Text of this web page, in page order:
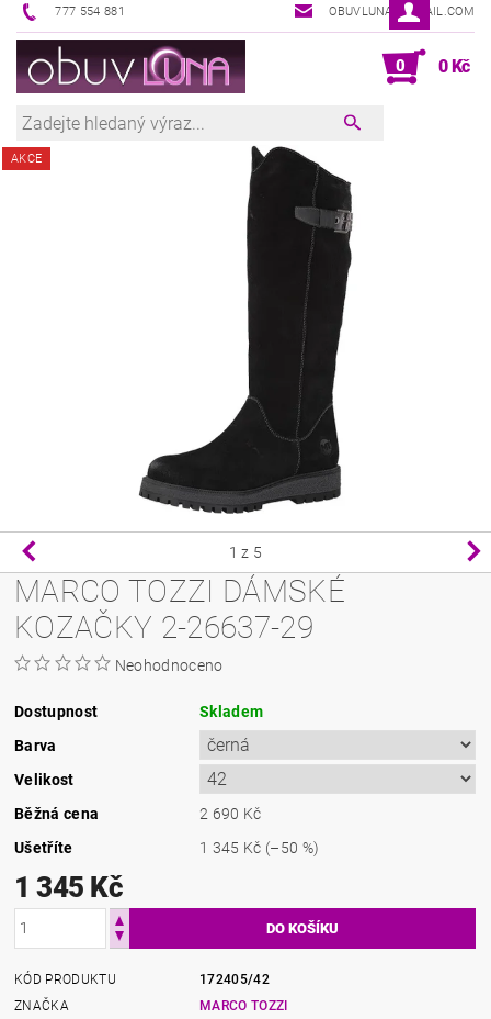
777 554 881 OBUVLUNA@GMAIL.COM
0 0 Kč
AKCE
1 z 5
MARCO TOZZI DÁMSKÉ
KOZAČKY 2-26637-29
Neohodnoceno
Dostupnost
Skladem
Barva
Velikost
Běžná cena
2 690 Kč
Ušetříte
1 345 Kč (–50 %)
1 345 Kč
KÓD PRODUKTU
172405/42
ZNAČKA
MARCO TOZZI